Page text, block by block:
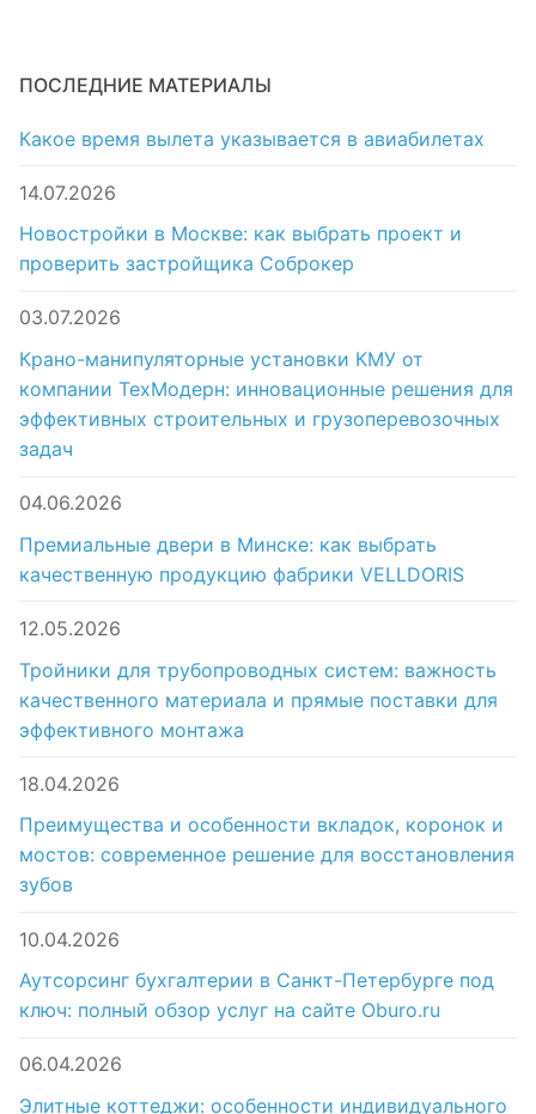
ПОСЛЕДНИЕ МАТЕРИАЛЫ
Какое время вылета указывается в авиабилетах
14.07.2026
Новостройки в Москве: как выбрать проект и
проверить застройщика Соброкер
03.07.2026
Крано-манипуляторные установки КМУ от
компании ТехМодерн: инновационные решения для
эффективных строительных и грузоперевозочных
задач
04.06.2026
Премиальные двери в Минске: как выбрать
качественную продукцию фабрики VELLDORIS
12.05.2026
Тройники для трубопроводных систем: важность
качественного материала и прямые поставки для
эффективного монтажа
18.04.2026
Преимущества и особенности вкладок, коронок и
мостов: современное решение для восстановления
зубов
10.04.2026
Аутсорсинг бухгалтерии в Санкт-Петербурге под
ключ: полный обзор услуг на сайте Oburo.ru
06.04.2026
Элитные коттеджи: особенности индивидуального